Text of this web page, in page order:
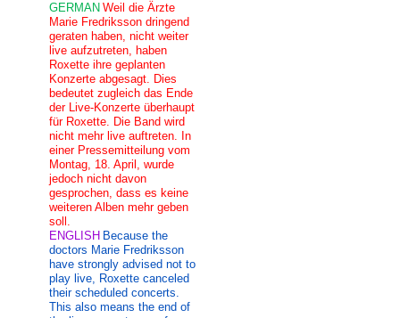
GERMAN Weil die Ärzte
Marie Fredriksson dringend
geraten haben, nicht weiter
live aufzutreten, haben
Roxette ihre geplanten
Konzerte abgesagt. Dies
bedeutet zugleich das Ende
der Live-Konzerte überhaupt
für Roxette. Die Band wird
nicht mehr live auftreten. In
einer Pressemitteilung vom
Montag, 18. April, wurde
jedoch nicht davon
gesprochen, dass es keine
weiteren Alben mehr geben
soll.
ENGLISH Because the
doctors Marie Fredriksson
have strongly advised not to
play live, Roxette canceled
their scheduled concerts.
This also means the end of